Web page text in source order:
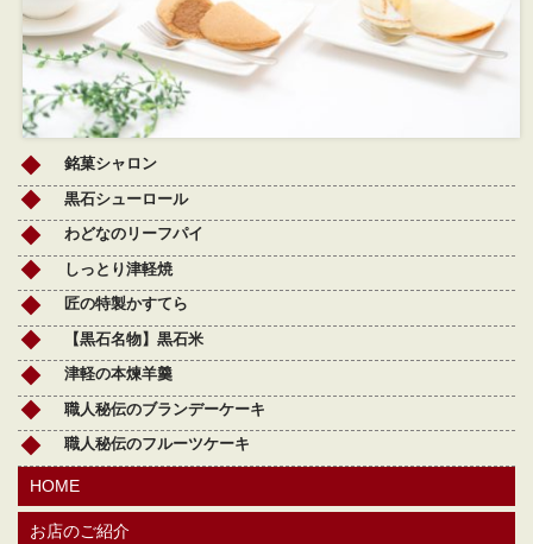
銘菓シャロン
黒石シューロール
わどなのリーフパイ
しっとり津軽焼
匠の特製かすてら
【黒石名物】黒石米
津軽の本煉羊羹
職人秘伝のブランデーケーキ
職人秘伝のフルーツケーキ
HOME
お店のご紹介